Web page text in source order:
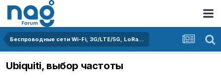
Беспроводные сети Wi-Fi, 3G/LTE/5G, LoRa...
Ubiquiti, выбор частоты